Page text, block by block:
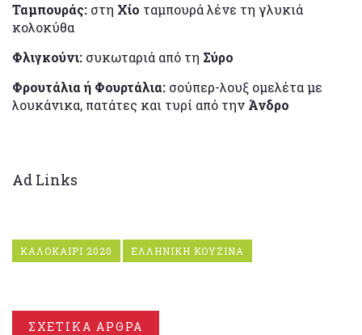
Ταμπουράς: στη Χίο ταμπουρά λένε τη γλυκιά
κολοκύθα
Φλιγκούνι: συκωταριά από τη Σύρο
Φρουτάλια ή Φουρτάλια: σούπερ-λουξ ομελέτα με
λουκάνικα, πατάτες και τυρί από την Άνδρο
Ad Links
ΚΑΛΟΚΑΙΡΙ 2020 ΕΛΛΗΝΙΚΗ ΚΟΥΖΙΝΑ
ΣΧΕΤΙΚΑ ΑΡΘΡΑ